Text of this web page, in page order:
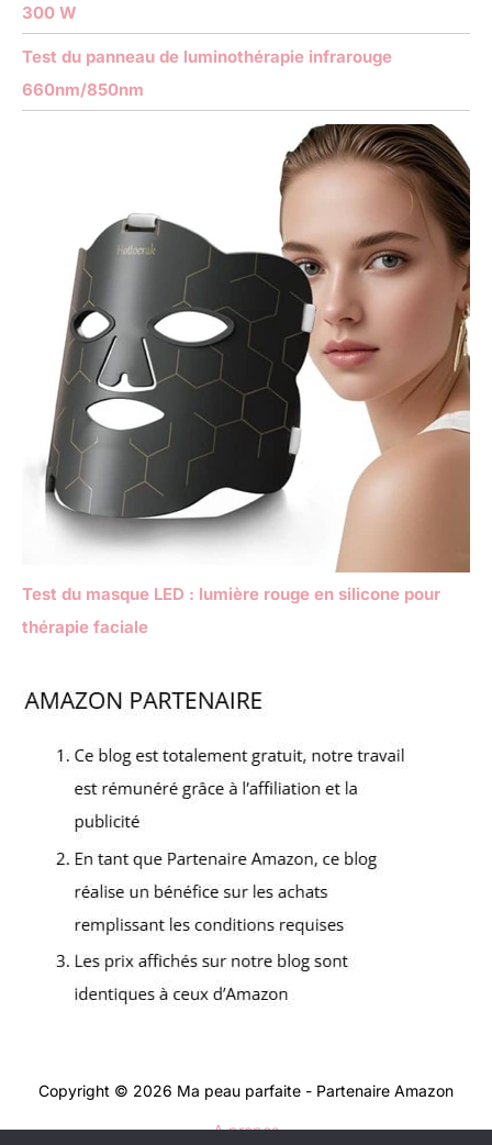
300 W
Test du panneau de luminothérapie infrarouge
660nm/850nm
Test du masque LED : lumière rouge en silicone pour
thérapie faciale
Copyright © 2026 Ma peau parfaite - Partenaire Amazon
A propos